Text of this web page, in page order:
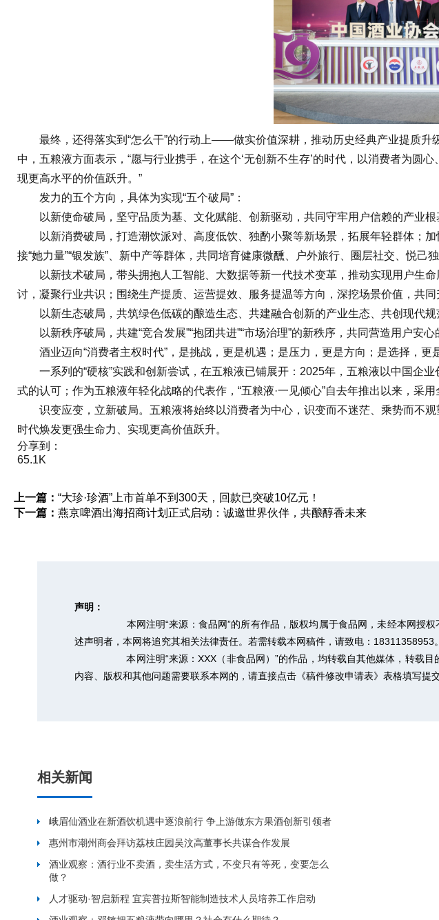
最终，还得落实到“怎么干”的行动上——做实价值深耕，推动历史经典产业提质升
中，五粮液方面表示，“愿与行业携手，在这个‘无创新不生存’的时代，以消费者为
现更高水平的价值跃升。”
发力的五个方向，具体为实现“五个破局”：
以新使命破局，坚守品质为基、文化赋能、创新驱动，共同守牢用户信赖的产业根
以新消费破局，打造潮饮派对、高度低饮、独酌小聚等新场景，拓展年轻群体；
接“她力量”“银发族”、新中产等群体，共同培育健康微醺、户外旅行、圈层社交、悦
以新技术破局，带头拥抱人工智能、大数据等新一代技术变革，推动实现用户生
讨，凝聚行业共识；围绕生产提质、运营提效、服务提温等方向，深挖场景价值，共同
以新生态破局，共筑绿色低碳的酿造生态、共建融合创新的产业生态、共创现代规
以新秩序破局，共建“竞合发展”“抱团共进”“市场治理”的新秩序，共同营造用户安心
酒业迈向“消费者主权时代”，是挑战，更是机遇；是压力，更是方向；是选择，更
一系列的“硬核”实践和创新尝试，在五粮液已铺展开：2025年，五粮液以中国企
式的认可；作为五粮液年轻化战略的代表作，“五粮液·一见倾心”自去年推出以来，
识变应变，立新破局。五粮液将始终以消费者为中心，识变而不迷茫、乘势而不
时代焕发更强生命力、实现更高价值跃升。
分享到：
65.1K
上一篇： “大珍·珍酒”上市首单不到300天，回款已突破10亿元！
下一篇： 燕京啤酒出海招商计划正式启动：诚邀世界伙伴，共酿醇香未来
声明：
本网注明“来源：食品网”的所有作品，版权均属于食品网，未经本网授
述声明者，本网将追究其相关法律责任。若需转载本网稿件，请致电：18311358953。
本网注明“来源：XXX（非食品网）”的作品，均转载自其他媒体，转载
内容、版权和其他问题需要联系本网的，请直接点击《稿件修改申请表》 表格填写提
相关新闻
峨眉仙酒业在新酒饮机遇中逐浪前行 争上游做东方果酒创新引领者
惠州市潮州商会拜访荔枝庄园吴汶高董事长共谋合作发展
酒业观察：酒行业不卖酒，卖生活方式，不变只有等死，变要怎么
做？
人才驱动·智启新程 宜宾普拉斯智能制造技术人员培养工作启动